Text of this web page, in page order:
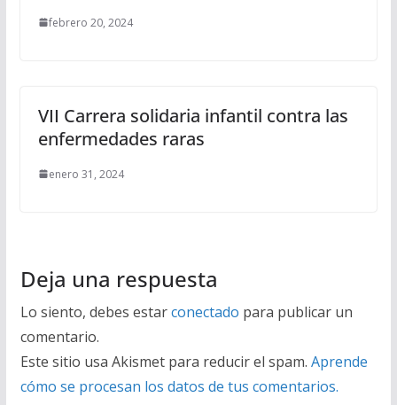
febrero 20, 2024
VII Carrera solidaria infantil contra las
enfermedades raras
enero 31, 2024
Deja una respuesta
Lo siento, debes estarconectado para publicar un
comentario.
Este sitio usa Akismet para reducir el spam. Aprende
cómo se procesan los datos de tus comentarios.